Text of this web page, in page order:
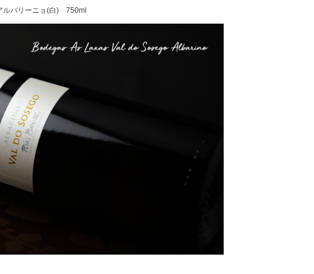
バリーニョ(白) 750ml